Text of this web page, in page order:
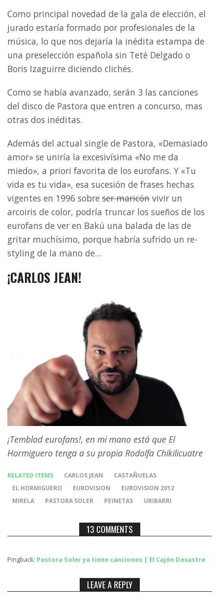
Como principal novedad de la gala de elección, el
jurado estaría formado por profesionales de la
música, lo que nos dejaría la inédita estampa de
una preselección española sin Teté Delgado o
Boris Izaguirre diciendo clichés.
Como se había avanzado, serán 3 las canciones
del disco de Pastora que entren a concurso, mas
otras dos inéditas.
Además del actual single de Pastora, «Demasiado
amor» se uniría la excesivísima «No me da
miedo», a priori favorita de los eurofans. Y «Tu
vida es tu vida», esa sucesión de frases hechas
vigentes en 1996 sobre ser maricón vivir un
arcoiris de color, podría truncar los sueños de los
eurofans de ver en Bakú una balada de las de
gritar muchísimo, porque habría sufrido un re-
styling de la mano de…
¡CARLOS JEAN!
¡Temblad eurofans!, en mi mano está que El
Hormiguero tenga a su propia Rodolfa Chikilicuatre
RELATED ITEMS CARLOS JEAN
CASTAÑUELAS
EL HORMIGUERO
EUROVISION
EUROVISION 2012
MIRELA
PASTORA SOLER PEINETAS URIBARRI
13 COMMENTS
Pingback: Pastora Soler ya tiene canciones | El Cajón Desastre
LEAVE A REPLY